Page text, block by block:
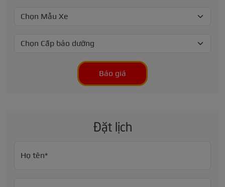
Báo giá
Đặt lịch
Họ tên*